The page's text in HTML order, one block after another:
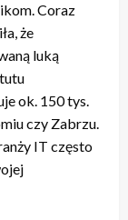
Coraz
że
luką
ok. 150 tys.
czy Zabrzu.
IT często